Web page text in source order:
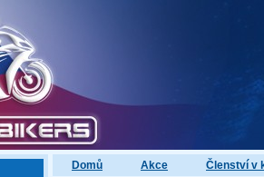
Domů Akce Členství v